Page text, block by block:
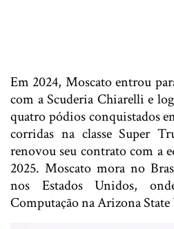
Em 2024, Moscato entrou
com a Scuderia Chiarelli e
quatro pódios conquistados
corridas na classe Super
renovou seu contrato com a
2025. Moscato mora no
nos Estados Unidos,
Computação na Arizona